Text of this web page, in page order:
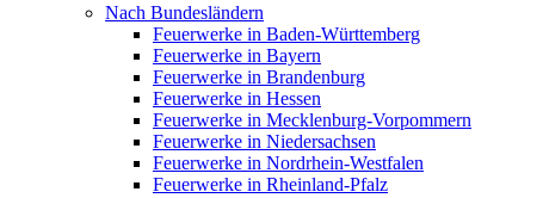
Nach Bundesländern
Feuerwerke in Baden-Württemberg
Feuerwerke in Bayern
Feuerwerke in Brandenburg
Feuerwerke in Hessen
Feuerwerke in Mecklenburg-Vorpommern
Feuerwerke in Niedersachsen
Feuerwerke in Nordrhein-Westfalen
Feuerwerke in Rheinland-Pfalz